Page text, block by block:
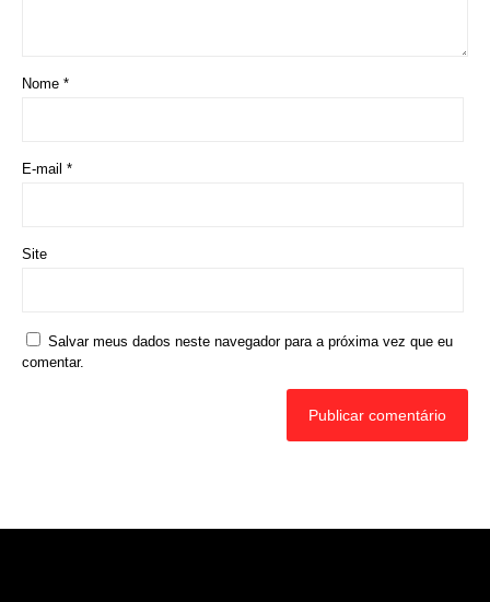
Nome *
E-mail *
Site
Salvar meus dados neste navegador para a próxima vez que eu
comentar.